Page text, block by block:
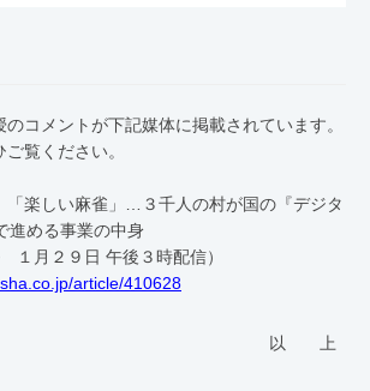
コメントが下記媒体に掲載されています。
覧ください。
「楽しい麻雀」…３千人の村が国の『デジタ
進める事業の中身
１月２９日 午後３時配信）
article/410628
以 上